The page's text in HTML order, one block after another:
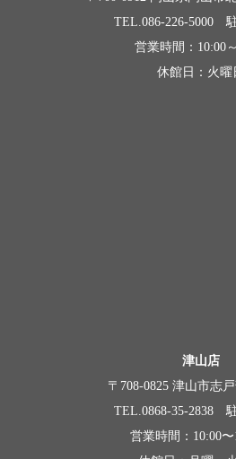
TEL.086-226-5000
営業時間：10:00
休館日：火曜
津山店
〒708-0825 津山市志
TEL.0868-35-2838
営業時間：10:00〜